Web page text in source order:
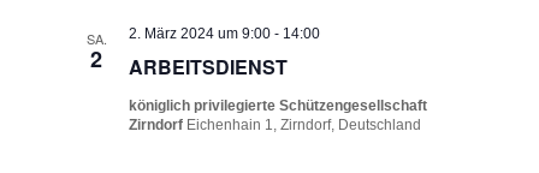
SA.
2 ARBEITSDIENST
2. März 2024 um 9:00 - 14:00
königlich privilegierte Schützengesellschaft
Zirndorf Eichenhain 1, Zirndorf, Deutschland